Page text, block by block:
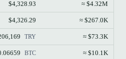
$4,328.93 ≈ $4.32M
$4,326.29 ≈ $267.0K
TRY ≈ $73.3K
BTC ≈ $10.1K